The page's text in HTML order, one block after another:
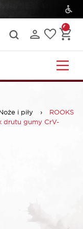
i piły ›
ROOKS
drutu gumy CrV-